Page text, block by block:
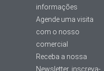
informações
Agende uma visita
com o nosso
comercial
Receba a nossa
Newsletter, inscreva-